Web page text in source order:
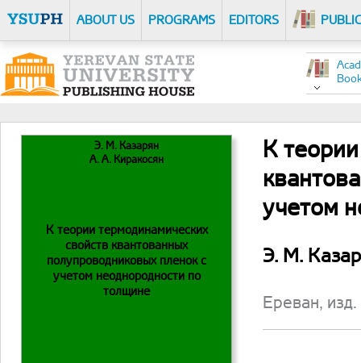
ABOUT US PROGRAMS EDITORS
Э. М. Казарян
А. А. Киракосян
К теории термодинамических
свойств квантованных
полупроводниковых пленок с
учетом неоднородности по
толщине
К
учетом
Э. М.
Ереван,